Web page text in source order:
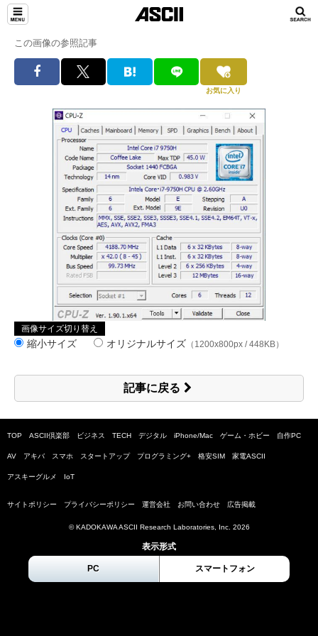
この画像の参照記事
お気に入り
画像サイズ切り替え
縮小サイズ オリジナルサイズ （1200x800px / 448KB）
記事に戻る
TOP ASCII倶楽部 ビジネス TECH デジタル iPhone/Mac ゲーム・ホビー 自作PC
AV アキバ スマホ スタートアップ プログラミング+ 格安SIM 家電ASCII
アスキーグルメ IoT
サイトポリシー プライバシーポリシー 運営会社 お問い合わせ 広告掲載
© KADOKAWA ASCII Research Laboratories, Inc. 2026
表示形式
PC スマートフォン